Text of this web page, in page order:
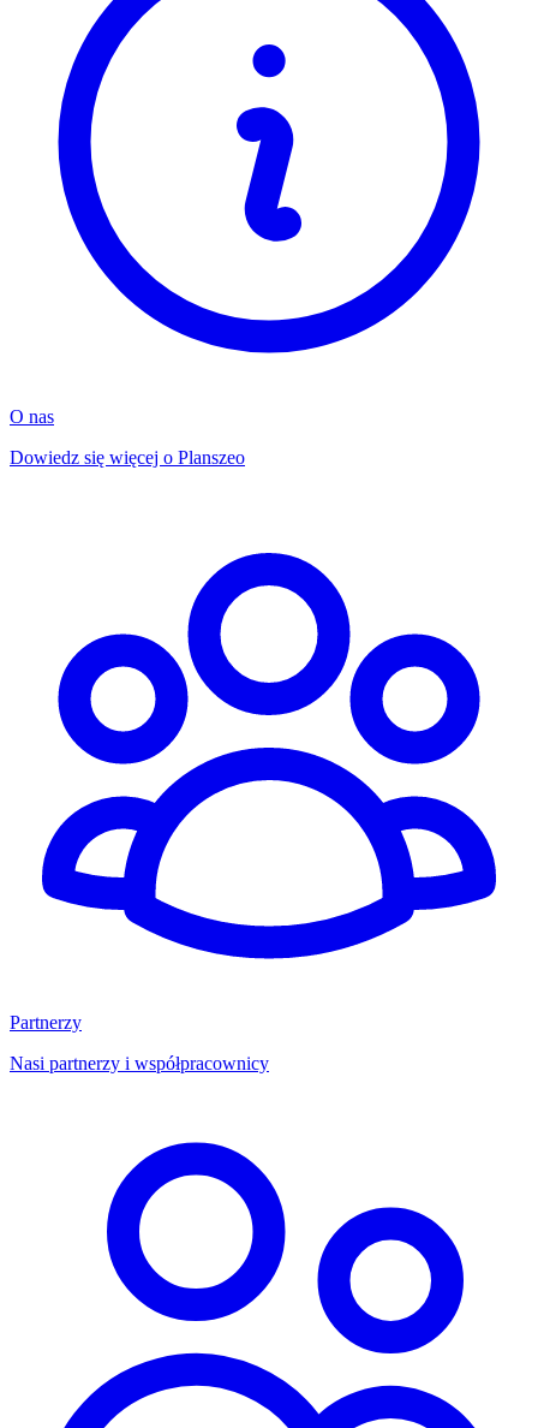
O nas
Dowiedz się więcej o Planszeo
Partnerzy
Nasi partnerzy i współpracownicy